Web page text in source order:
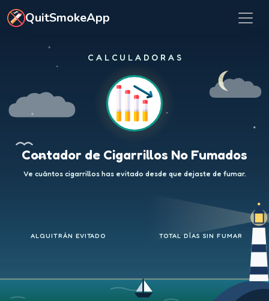
Ir al contenido principal
QuitSmokeApp
CALCULADORAS
Contador de Cigarrillos No Fumados
Ve cuántos cigarrillos has evitado desde que dejaste de fumar.
ALQUITRÁN EVITADO TOTAL DÍAS SIN FUMAR